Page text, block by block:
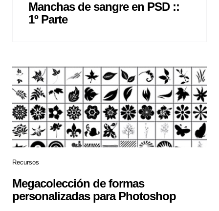
Manchas de sangre en PSD ::
1º Parte
Recursos
Megacolección de formas
personalizadas para Photoshop